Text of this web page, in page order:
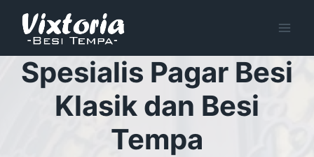
content
Spesialis Pagar Besi
Klasik dan Besi
Tempa